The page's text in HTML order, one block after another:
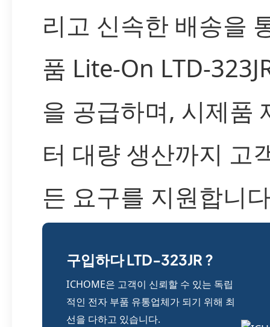
리고 신속한 배송을
품 Lite-On LTD-
을 공급하며, 시제품
터 대량 생산까지 고
든 요구를 지원합니
구입하다 LTD-323JR ?
ICHOME은 고객이 신뢰할 수 있는 독립
적인 전자 부품 유통업체가 되기 위해 최
선을 다하고 있습니다.